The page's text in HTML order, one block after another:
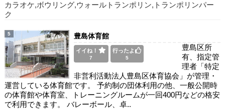
カラオケ,ボウリング,ウォールトランポリン,トランポリンパー
ク
5 豊島体育館
イイね！
7
行ったよ
5
豊島区所
有、指定管
理者「特定
非営利活動法人豊島区体育協会」が管理・
運営している体育館です。 予約制の団体利用の他、一般公開時
の体育館や体育室、トレーニングルームが一回400円などの格安
で利用できます。 バレーボール、卓..